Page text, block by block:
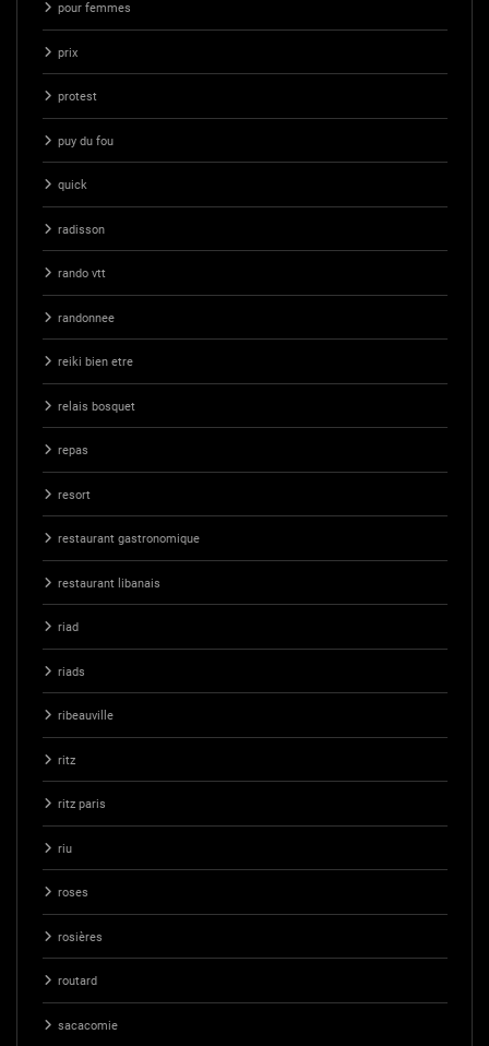
pour femmes
prix
protest
puy du fou
quick
radisson
rando vtt
randonnee
reiki bien etre
relais bosquet
repas
resort
restaurant gastronomique
restaurant libanais
riad
riads
ribeauville
ritz
ritz paris
riu
roses
rosières
routard
sacacomie